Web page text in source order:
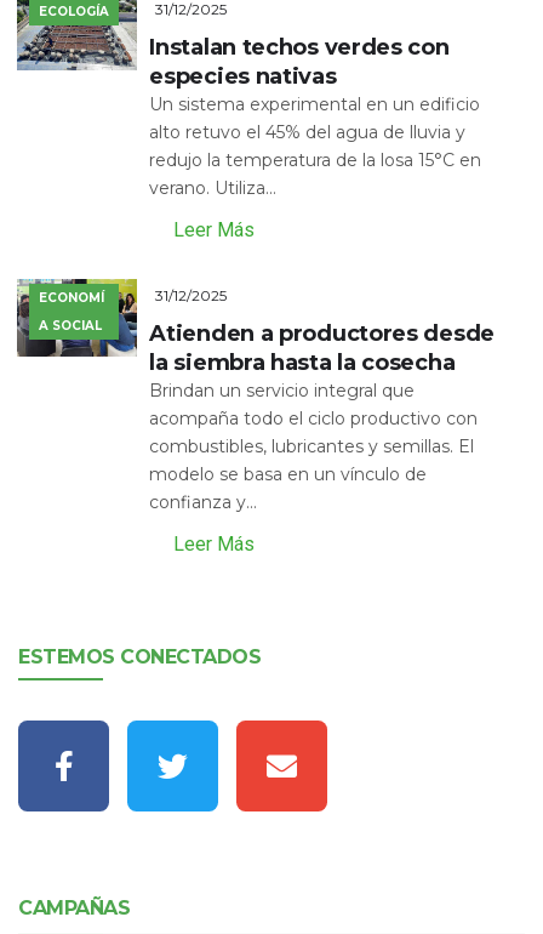
ECOLOGÍA 31/12/2025
Instalan techos verdes con
especies nativas
Un sistema experimental en un edificio
alto retuvo el 45% del agua de lluvia y
redujo la temperatura de la losa 15°C en
verano. Utiliza...
Leer Más
ECONOMÍ
A SOCIAL
31/12/2025
Atienden a productores desde
la siembra hasta la cosecha
Brindan un servicio integral que
acompaña todo el ciclo productivo con
combustibles, lubricantes y semillas. El
modelo se basa en un vínculo de
confianza y...
Leer Más
ESTEMOS CONECTADOS
CAMPAÑAS